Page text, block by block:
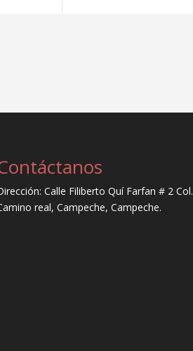
Calle Filiberto Quí Farfan # 2 Col.
real, Campeche, Campeche.